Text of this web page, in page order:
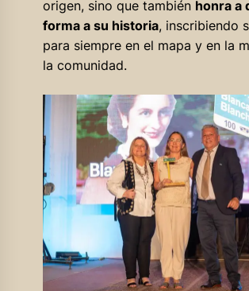
origen, sino que también honra a
forma a su historia, inscribiendo
para siempre en el mapa y en la
la comunidad.